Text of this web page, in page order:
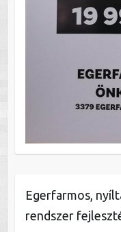
Egerfarmos,
rendszer